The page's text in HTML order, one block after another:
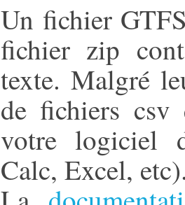
Un fichier
fichier zip
texte. Malgré
de fichiers csv
votre logiciel
Calc, Excel,